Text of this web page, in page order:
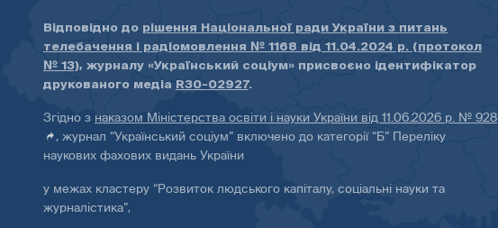
Відповідно до рішення Національної ради України з питань
телебачення і радіомовлення № 1168 від 11.04.2024 р. (протокол
№ 13), журналу «Український соціум» присвоєно ідентифікатор
друкованого медіа R30-02927.
Згідно з наказом Міністерства освіти і науки України від 11.06.2026 р. № 928
, журнал “Український соціум” включено до категорії “Б” Переліку
наукових фахових видань України
у межах кластеру “Розвиток людського капіталу, соціальні науки та
журналістика”,